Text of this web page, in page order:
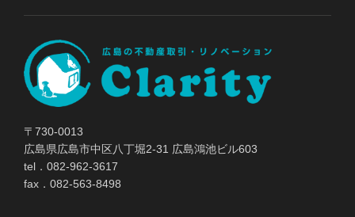
〒730-0013
広島県広島市中区八丁堀2-31 広島鴻池ビル603
tel．082-962-3617
fax．082-563-8498